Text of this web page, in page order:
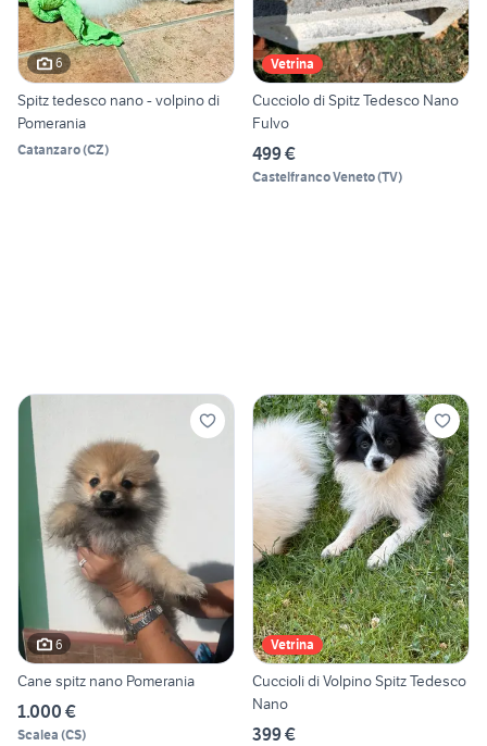
6
Spitz tedesco nano - volpino di
Pomerania
Catanzaro(CZ)
Vetrina
Cucciolo di Spitz Tedesco Nano
Fulvo
499 €
Castelfranco Veneto(TV)
6
Cane spitz nano Pomerania
1.000 €
Scalea (CS)
Vetrina
Cuccioli di Volpino Spitz Tedesco
Nano
399 €